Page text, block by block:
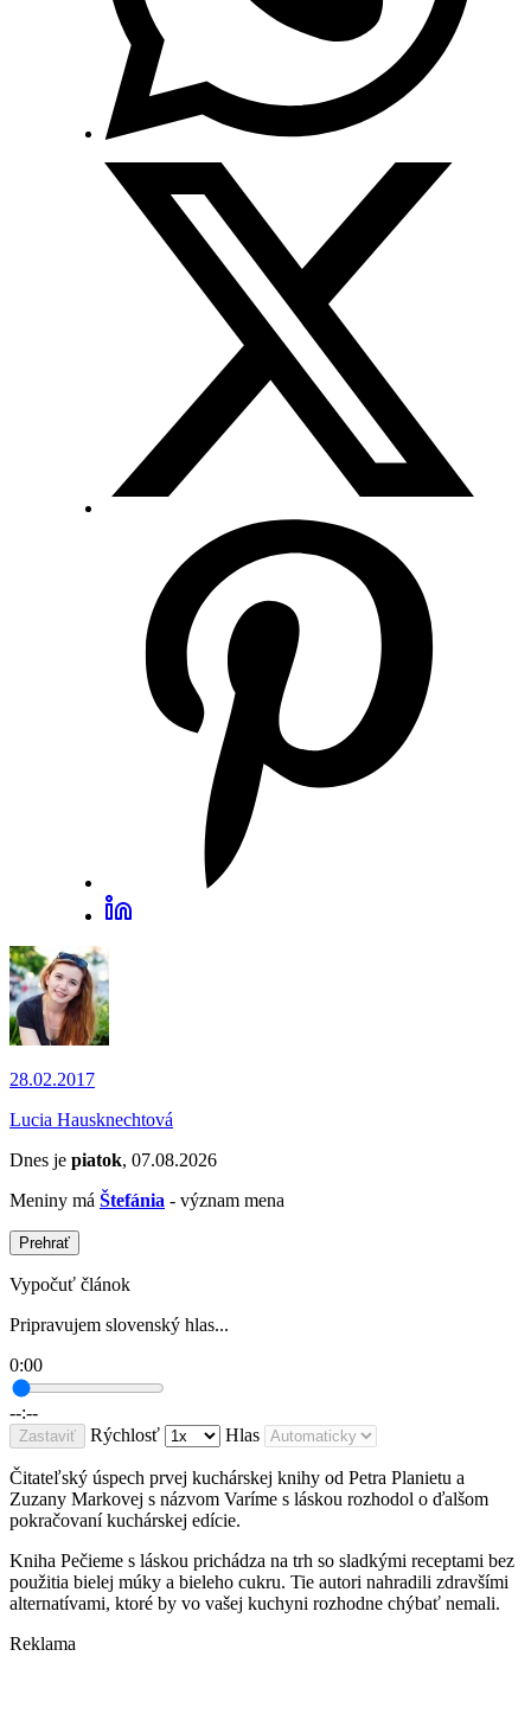
28.02.2017
Lucia Hausknechtová
Dnes je piatok, 07.08.2026
Meniny má Štefánia - význam mena
Prehrať
Vypočuť článok
Pripravujem slovenský hlas...
0:00
--:--
Zastaviť Rýchlosť Hlas
Čitateľský úspech prvej kuchárskej knihy od Petra Planietu a
Zuzany Markovej s názvom Varíme s láskou rozhodol o ďalšom
pokračovaní kuchárskej edície.
Kniha Pečieme s láskou prichádza na trh so sladkými receptami bez
použitia bielej múky a bieleho cukru. Tie autori nahradili zdravšími
alternatívami, ktoré by vo vašej kuchyni rozhodne chýbať nemali.
Reklama